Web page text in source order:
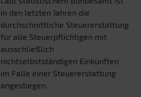
in den letzten Jahren die
durchschnittliche Steuererstattung
für alle Steuerpflichtigen mit
ausschließlich
nichtselbstständigen Einkünften
im Falle einer Steuererstattung
angestiegen.